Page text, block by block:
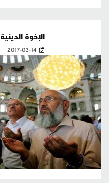
الإخوة الدينية
2017-03-14